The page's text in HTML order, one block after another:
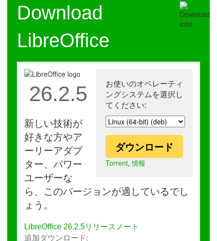
Download
LibreOffice
お使いのオペレーティ
ングシステムを選択し
てください:
ダウンロード
Torrent,情報
26.2.5
新しい技術が
好きな方やア
ーリーアダプ
ター、パワー
ユーザーな
ら、このバージョンが適しているでし
ょう。
LibreOffice 26.2.5リリースノート
追加ダウンロード: